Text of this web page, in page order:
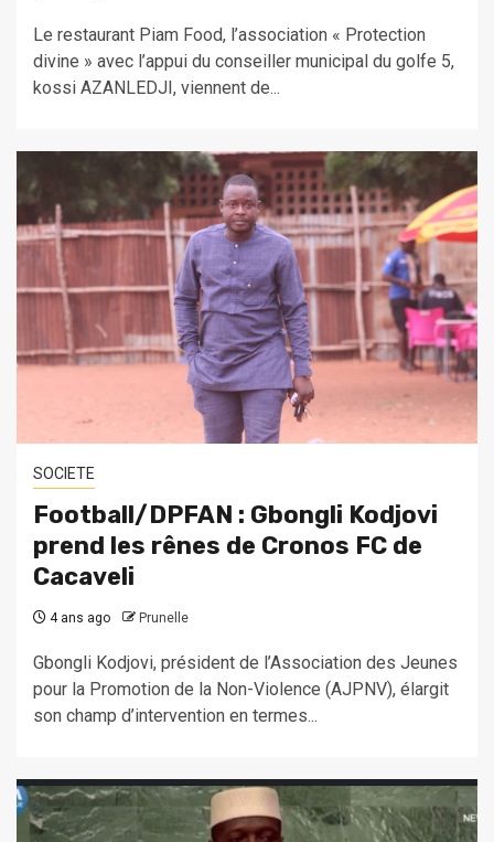
Le restaurant Piam Food, l’association « Protection
divine » avec l’appui du conseiller municipal du golfe 5,
kossi AZANLEDJI, viennent de...
SOCIETE
Football/DPFAN : Gbongli Kodjovi
prend les rênes de Cronos FC de
Cacaveli
4 ans ago Prunelle
Gbongli Kodjovi, président de l’Association des Jeunes
pour la Promotion de la Non-Violence (AJPNV), élargit
son champ d’intervention en termes...